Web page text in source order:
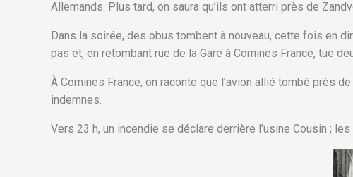
Allemands. Plus tard, on saura qu’ils ont atterri près de
Dans la soirée, des obus tombent à nouveau, cette fois en
pas et, en retombant rue de la Gare à Comines France, tue
À Comines France, on raconte que l’avion allié tombé près
indemnes.
Vers 23 h, un incendie se déclare derrière l’usine Cousin ;